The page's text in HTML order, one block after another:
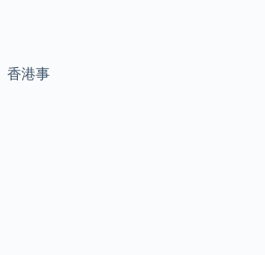
香港事